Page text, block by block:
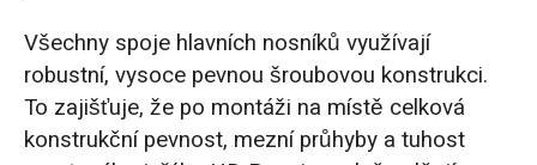
Všechny spoje hlavních nosníků využívají
robustní, vysoce pevnou šroubovou konstrukci.
To zajišťuje, že po montáži na místě celková
konstrukční pevnost, mezní průhyby a tuhost